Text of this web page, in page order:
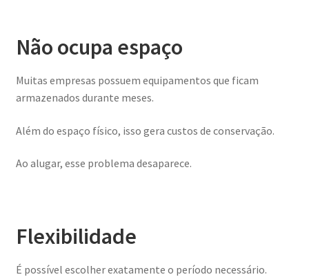
Não ocupa espaço
Muitas empresas possuem equipamentos que ficam
armazenados durante meses.
Além do espaço físico, isso gera custos de conservação.
Ao alugar, esse problema desaparece.
Flexibilidade
É possível escolher exatamente o período necessário.